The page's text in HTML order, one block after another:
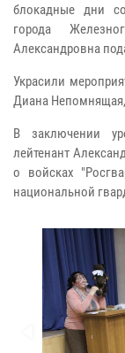
блокадные дни
города
Александровна
Украсили
Диана
В заключении
лейтенант
о войсках
национальной